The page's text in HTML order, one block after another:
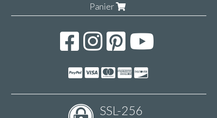
Panier
SSL-256